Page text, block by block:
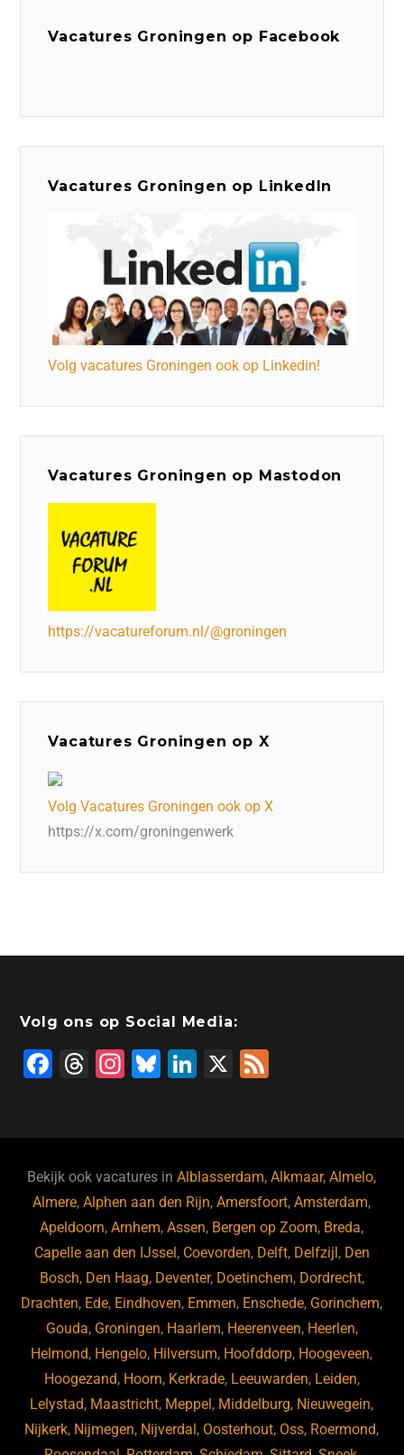
Vacatures Groningen op Facebook
Vacatures Groningen op LinkedIn
Volg vacatures Groningen ook op Linkedin!
Vacatures Groningen op Mastodon
https://vacatureforum.nl/@groningen
Vacatures Groningen op X
Volg Vacatures Groningen ook op X
https://x.com/groningenwerk
Volg ons op Social Media:
F
b
o
o
k
T
d
s
In
a
m
Bl
ky
Li
dI
n
X
Bekijk ook vacatures inAlblasserdam,Alkmaar,Almelo,
Almere,Alphen aan den Rijn,Amersfoort,Amsterdam,
Apeldoorn,Arnhem,Assen, Bergen op Zoom, Breda,
Capelle aan den IJssel, Coevorden, Delft, Delfzijl, Den
Bosch, Den Haag, Deventer, Doetinchem, Dordrecht,
Drachten, Ede, Eindhoven, Emmen, Enschede, Gorinchem,
Gouda, Groningen, Haarlem, Heerenveen, Heerlen,
Helmond, Hengelo, Hilversum, Hoofddorp, Hoogeveen,
Hoogezand, Hoorn, Kerkrade, Leeuwarden, Leiden,
Lelystad, Maastricht, Meppel, Middelburg, Nieuwegein,
Nijkerk, Nijmegen, Nijverdal, Oosterhout, Oss, Roermond,